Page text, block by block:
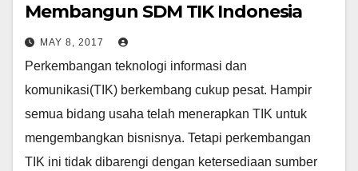
Membangun SDM TIK Indonesia
MAY 8, 2017
Perkembangan teknologi informasi dan
komunikasi(TIK) berkembang cukup pesat. Hampir
semua bidang usaha telah menerapkan TIK untuk
mengembangkan bisnisnya. Tetapi perkembangan
TIK ini tidak dibarengi dengan ketersediaan sumber